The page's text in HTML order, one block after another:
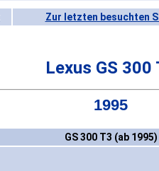
Zur letzten besuchten
Lexus GS 300
1995
GS 300 T3 (ab 1995)